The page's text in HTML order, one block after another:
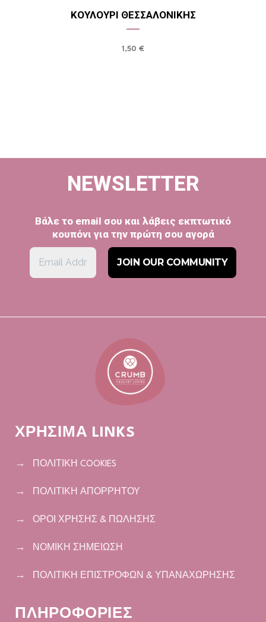
ΚΟΥΛΟΎΡΙ ΘΕΣΣΑΛΟΝΊΚΗΣ
1,50 €
NEWSLETTER
Βάλε το email σου και λάβεις εκπτωτικό
κουπόνι για την πρώτη σου αγορά
ΧΡΗΣΙΜΑ LINKS
ΠΟΛΙΤΙΚΗ COOKIES
ΠΟΛΙΤΙΚΗ ΑΠΟΡΡΗΤΟΥ
ΟΡΟΙ ΧΡΗΣΗΣ & ΠΩΛΗΣΗΣ
ΝΟΜΙΚΗ ΣΗΜΕΙΩΣΗ
ΠΟΛΙΤΙΚΗ ΕΠΙΣΤΡΟΦΩΝ & ΥΠΑΝΑΧΩΡΗΣΗΣ
ΠΛΗΡΟΦΟΡΙΕΣ